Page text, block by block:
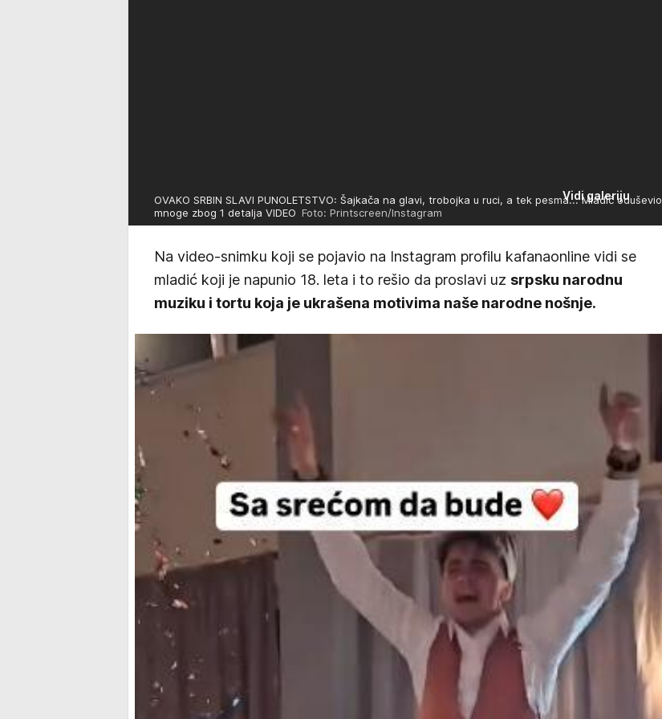
Vidi galeriju
OVAKO SRBIN SLAVI PUNOLETSTVO: Šajkača na glavi, trobojka u ruci, a tek pesma... Mladić oduševio
mnoge zbog 1 detalja VIDEO Foto: Printscreen/Instagram
Na video-snimku koji se pojavio na Instagram profilu kafanaonline vidi se
mladić koji je napunio 18. leta i to rešio da proslavi uz srpsku narodnu
muziku i tortu koja je ukrašena motivima naše narodne nošnje.